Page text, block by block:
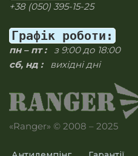
+38 (050) 395-15-25
Графік роботи:
пн – пт :з 9:00 до 18:00
сб, нд :вихідні дні
«Ranger» © 2008 – 2025